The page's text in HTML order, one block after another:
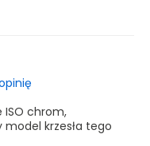
ISO chrom,
krzesła tego